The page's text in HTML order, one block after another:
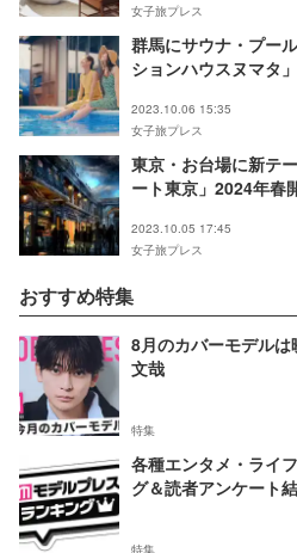
女子旅プレス
群馬にサウナ・プー
ションハウスヌマタ
2023.10.06 15:35
女子旅プレス
東京・お台場に新テ
ート東京」2024年
2023.10.05 17:45
女子旅プレス
おすすめ特集
8月のカバーモデル
文哉
特集
各種エンタメ・ライ
グ＆読者アンケート